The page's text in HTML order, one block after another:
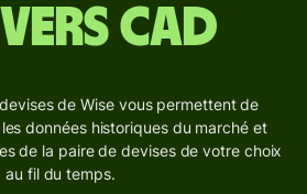
vers CAD
de Wise vous permettent de
données historiques du marché et
de la paire de devises de votre choix
au fil du temps.